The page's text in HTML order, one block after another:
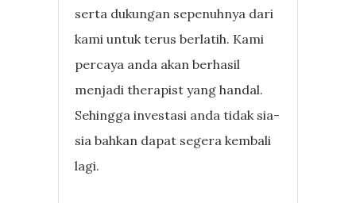
serta dukungan sepenuhnya dari
kami untuk terus berlatih. Kami
percaya anda akan berhasil
menjadi therapist yang handal.
Sehingga investasi anda tidak sia-
sia bahkan dapat segera kembali
lagi.